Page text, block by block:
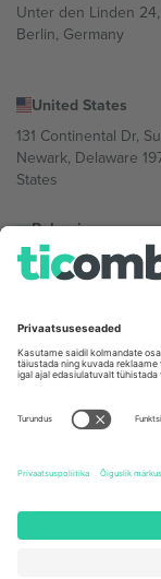
Unter den Linden 24,
Berlin, Germany
United States
131 Continental Dr,
Newark, Delaware
States
Bulgaria
Regus Sofia City
Totleben 53-55,
Mexico
Av Chapultepec 360,
Norte, Cuauhtémoc,
Ciudad de México,
sündmusest ja/või
sündmuse lehte,
2026 Ticombo.